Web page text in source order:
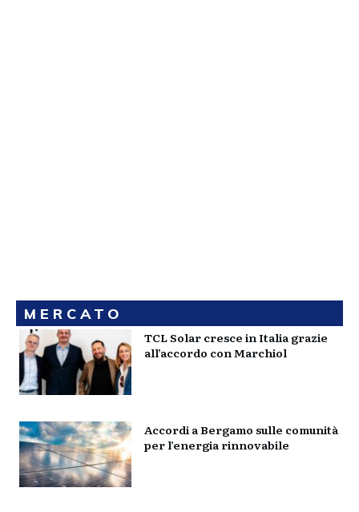
MERCATO
TCL Solar cresce in Italia grazie
all’accordo con Marchiol
Accordi a Bergamo sulle comunità
per l’energia rinnovabile